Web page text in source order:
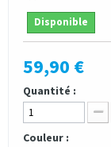
Disponible
59,90 €
Quantité :
Couleur :